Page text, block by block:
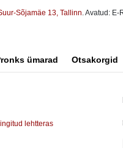
Sõjamäe 13, Tallinn. Avatud: E-
ümarad Otsakorgid
lehtteras